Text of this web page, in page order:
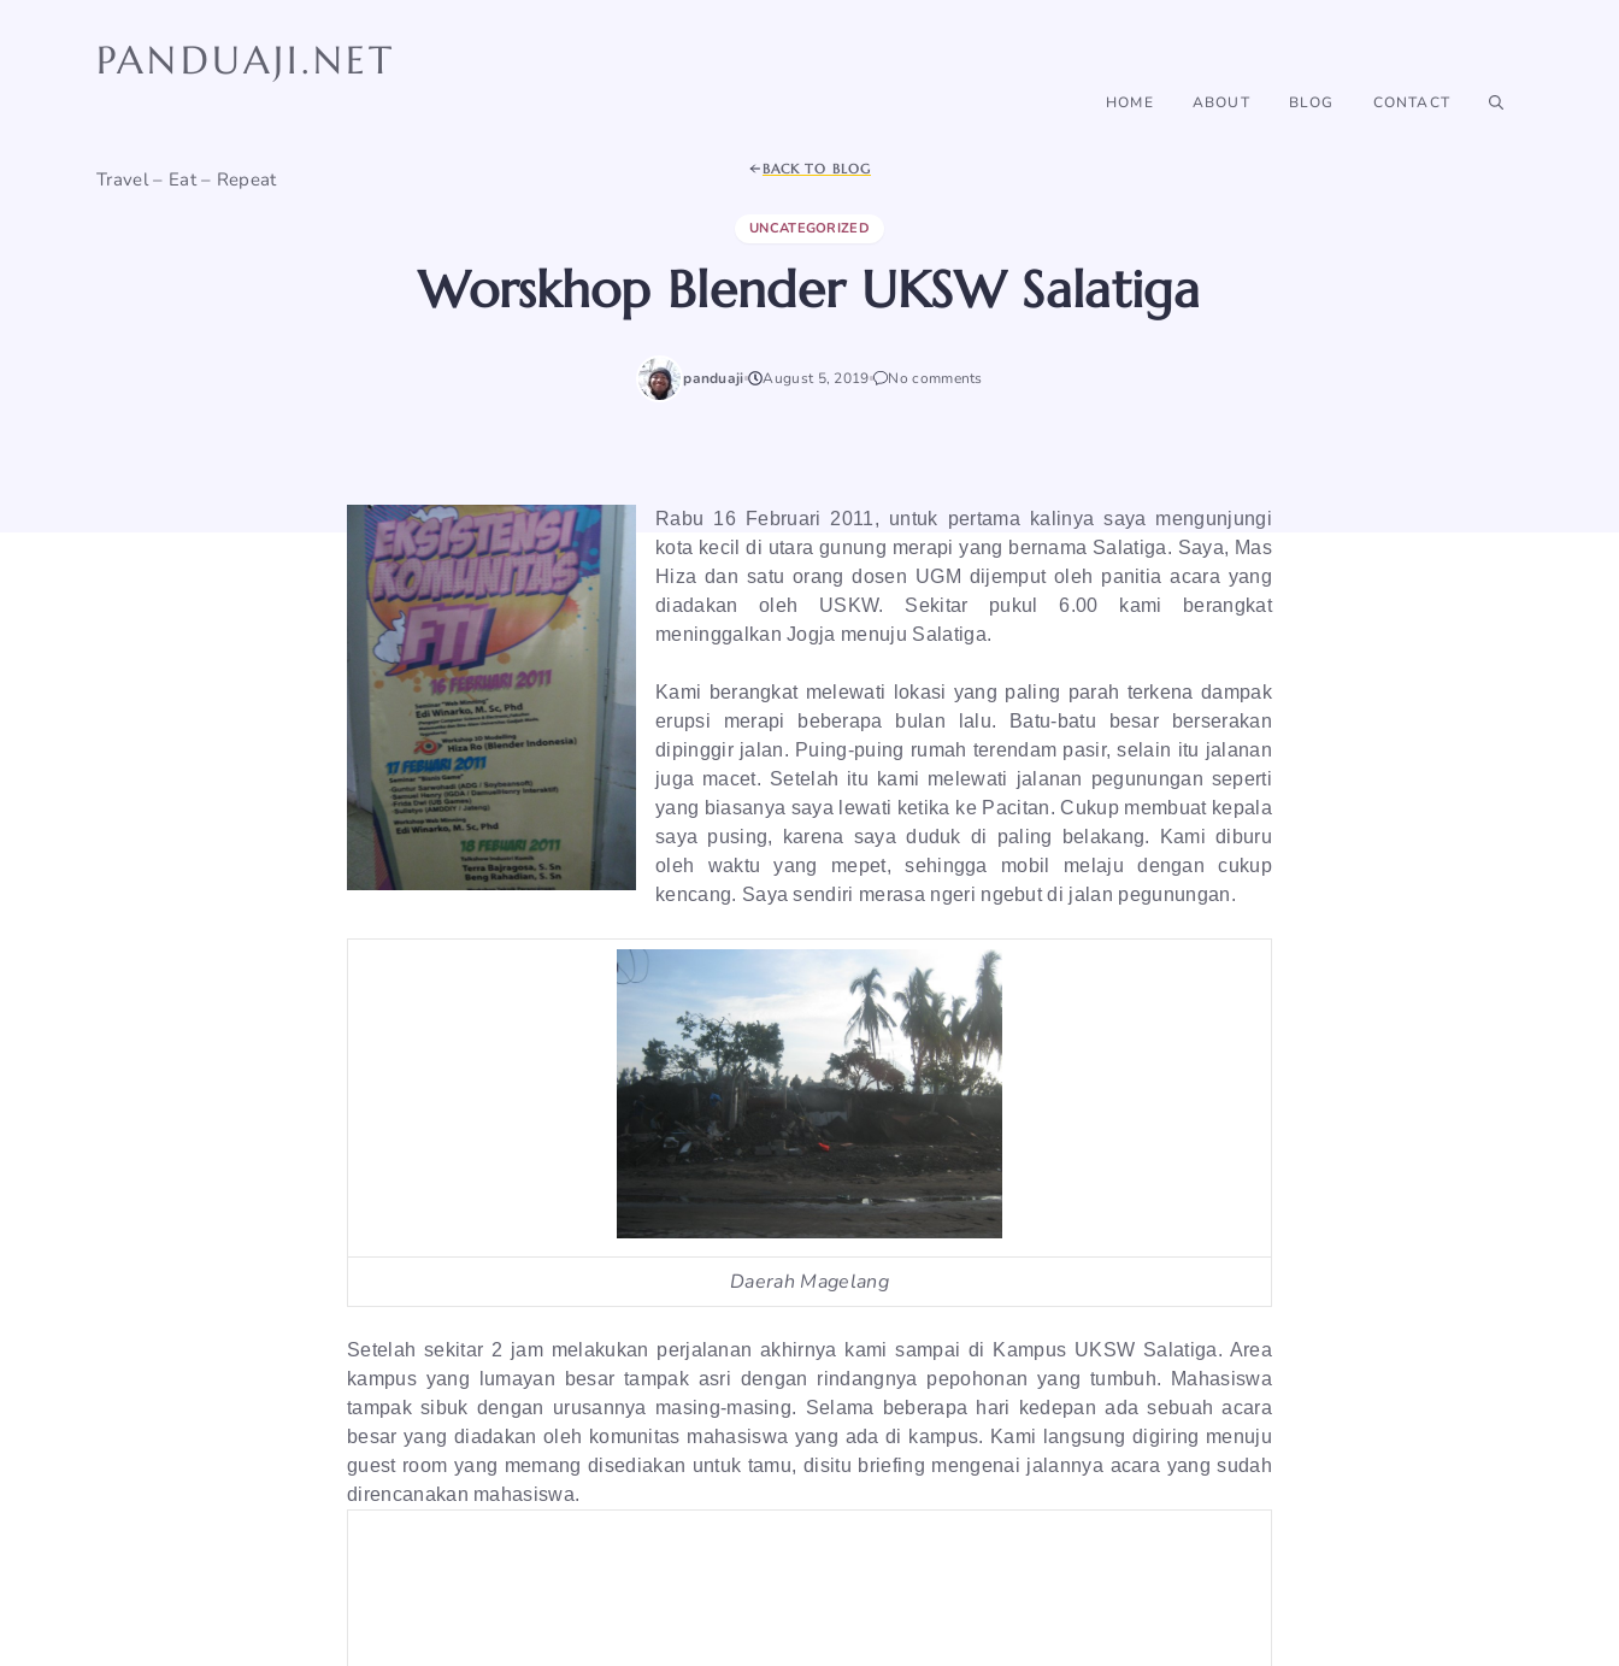
PANDUAJI.NET
Travel – Eat – Repeat
HOME ABOUT BLOG CONTACT
BACK TO BLOG
UNCATEGORIZED
Worskhop Blender UKSW Salatiga
panduaji August 5, 2019 No comments
Rabu 16 Februari 2011, untuk pertama kalinya saya mengunjungi
kota kecil di utara gunung merapi yang bernama Salatiga. Saya, Mas
Hiza dan satu orang dosen UGM dijemput oleh panitia acara yang
diadakan oleh USKW. Sekitar pukul 6.00 kami berangkat
meninggalkan Jogja menuju Salatiga.
Kami berangkat melewati lokasi yang paling parah terkena dampak
erupsi merapi beberapa bulan lalu. Batu-batu besar berserakan
dipinggir jalan. Puing-puing rumah terendam pasir, selain itu jalanan
juga macet. Setelah itu kami melewati jalanan pegunungan seperti
yang biasanya saya lewati ketika ke Pacitan. Cukup membuat kepala
saya pusing, karena saya duduk di paling belakang. Kami diburu
oleh waktu yang mepet, sehingga mobil melaju dengan cukup
kencang. Saya sendiri merasa ngeri ngebut di jalan pegunungan.
Daerah Magelang
Setelah sekitar 2 jam melakukan perjalanan akhirnya kami sampai di Kampus UKSW Salatiga. Area
kampus yang lumayan besar tampak asri dengan rindangnya pepohonan yang tumbuh. Mahasiswa
tampak sibuk dengan urusannya masing-masing. Selama beberapa hari kedepan ada sebuah acara
besar yang diadakan oleh komunitas mahasiswa yang ada di kampus. Kami langsung digiring menuju
guest room yang memang disediakan untuk tamu, disitu briefing mengenai jalannya acara yang sudah
direncanakan mahasiswa.